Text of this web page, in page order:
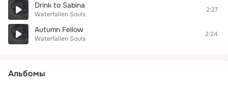
Drink to Sabina
Waterfallen Souls
2:27
Autumn Fellow
Waterfallen Souls
2:24
Альбомы